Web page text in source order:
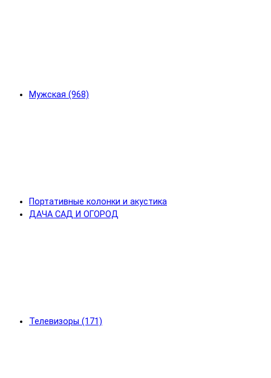
Мужская (968)
Портативные колонки и акустика
ДАЧА САД И ОГОРОД
Телевизоры (171)